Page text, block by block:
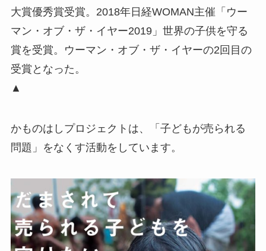
大賞優秀賞受賞。2018年日経WOMAN主催「ウー
マン・オブ・ザ・イヤー2019」世界の子供を守る
賞を受賞。ウーマン・オブ・ザ・イヤーの2回目の
受賞となった。
▲
かものはしプロジェクトは、「子どもが売られる
問題」をなくす活動をしています。